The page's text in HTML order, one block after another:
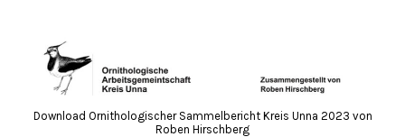
Download Ornithologischer Sammelbericht Kreis Unna 2023 von
Roben Hirschberg